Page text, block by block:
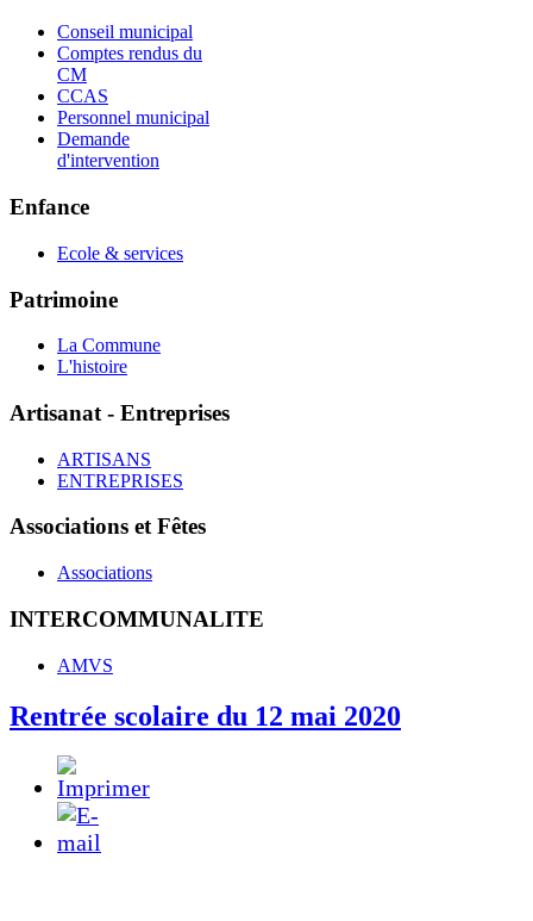
Conseil municipal
Comptes rendus du
CM
CCAS
Personnel municipal
Demande
d'intervention
Enfance
Ecole & services
Patrimoine
La Commune
L'histoire
Artisanat - Entreprises
ARTISANS
ENTREPRISES
Associations et Fêtes
Associations
INTERCOMMUNALITE
AMVS
Rentrée scolaire du 12 mai 2020